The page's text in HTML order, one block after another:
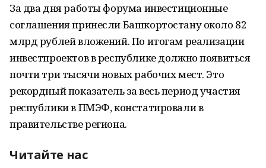
За два дня работы форума инвестиционные
соглашения принесли Башкортостану около 82
млрд рублей вложений. По итогам реализации
инвестпроектов в республике должно появиться
почти три тысячи новых рабочих мест. Это
рекордный показатель за весь период участия
республики в ПМЭФ, констатировали в
правительстве региона.
Читайте нас